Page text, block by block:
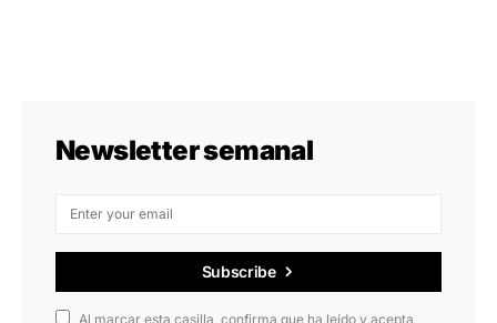
Newsletter semanal
Subscribe
Al marcar esta casilla, confirma que ha leído y acepta